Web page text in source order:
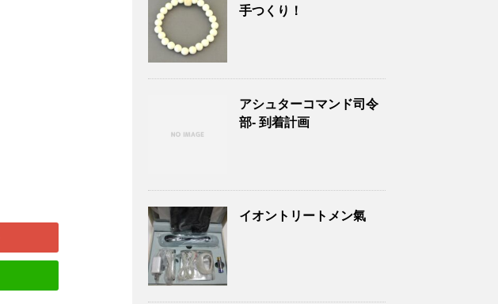
手つくり！
アシュターコマンド司令
部- 到着計画
イオントリートメン氣